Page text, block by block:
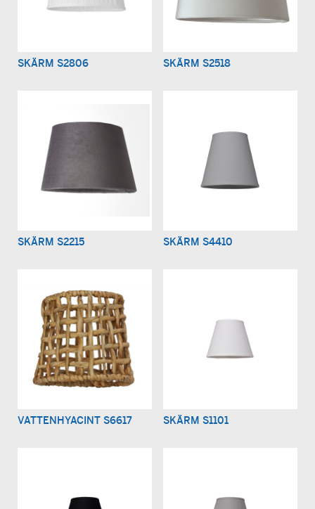
SKÄRM S2806 SKÄRM S2518
SKÄRM S2215 SKÄRM S4410
VATTENHYACINT S6617 SKÄRM S1101